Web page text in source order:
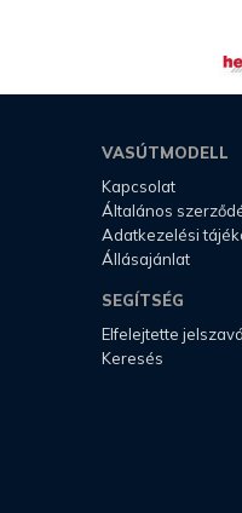
VASÚTMODELL
Kapcsolat
Általános
Adatkezelési
Állásajánlat
SEGÍTSÉG
Elfelejtette
Keresés